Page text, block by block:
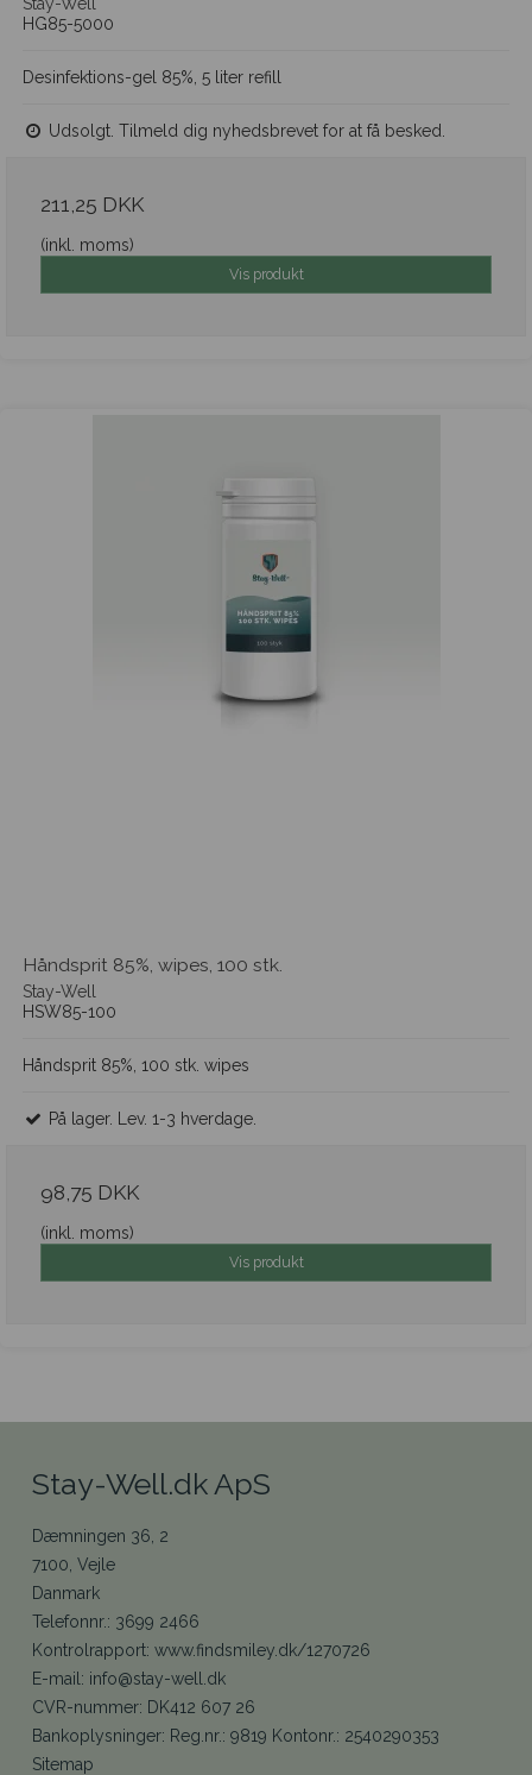
HG85-5000
Desinfektions-gel 85%, 5 liter refill
Udsolgt. Tilmeld dig nyhedsbrevet for at få besked.
211,25 DKK
(inkl. moms)
Vis produkt
Håndsprit 85%, wipes, 100 stk.
Stay-Well
HSW85-100
Håndsprit 85%, 100 stk. wipes
På lager. Lev. 1-3 hverdage.
98,75 DKK
(inkl. moms)
Vis produkt
Stay-Well.dk ApS
Dæmningen 36, 2
7100, Vejle
Danmark
Telefonnr.: 3699 2466
Kontrolrapport: www.findsmiley.dk/1270726
E-mail: info@stay-well.dk
CVR-nummer: DK412 607 26
Bankoplysninger: Reg.nr.: 9819 Kontonr.: 2540290353
Sitemap